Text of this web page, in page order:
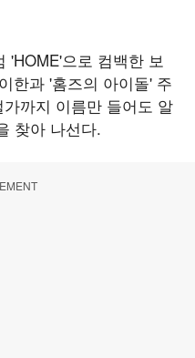
'HOME'으로 컴백한 보
한과 '홈즈의 아이돌' 주
까지 이름만 들어도 알
찾아 나선다.